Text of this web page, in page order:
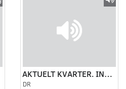
AKTUELT KVARTER. INDVIELSEN AF LINDØ-VÆRFTET.
DR